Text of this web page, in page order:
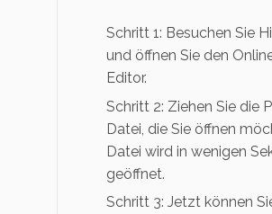
Schritt 1: Besuchen Sie
und öffnen Sie den
Editor.
Schritt 2: Ziehen Sie die
Datei, die Sie öffnen
Datei wird in wenigen
geöffnet.
Schritt 3: Jetzt können